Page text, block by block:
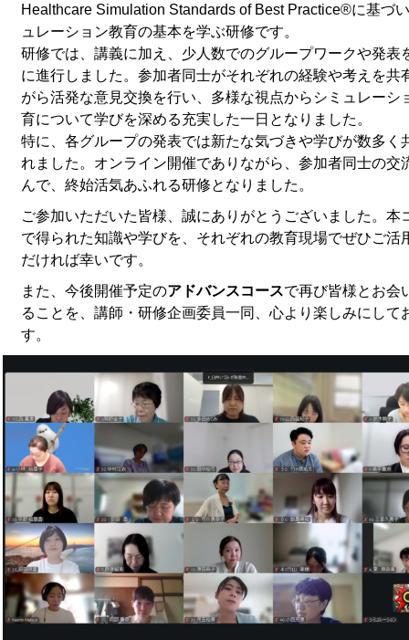
Healthcare Simulation Standards of Best Practice®に基づ
ュレーション教育の基本を学ぶ研修です。
研修では、講義に加え、少人数でのグループワークや発表
に進行しました。参加者同士がそれぞれの経験や考えを共
がら活発な意見交換を行い、多様な視点からシミュレーシ
育について学びを深める充実した一日となりました。
特に、各グループの発表では新たな気づきや学びが数多く
れました。オンライン開催でありながら、参加者同士の交
んで、終始活気あふれる研修となりました。
ご参加いただいた皆様、誠にありがとうございました。本
で得られた知識や学びを、それぞれの教育現場でぜひご活
だければ幸いです。
また、今後開催予定のアドバンスコースで再び皆様とお会
ることを、講師・研修企画委員一同、心より楽しみにして
す。